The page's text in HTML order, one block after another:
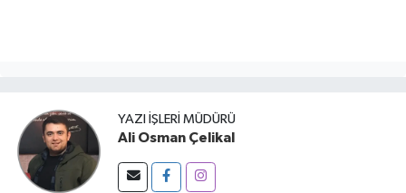
YAZI İŞLERI MÜDÜRÜ
Ali Osman Çelikal